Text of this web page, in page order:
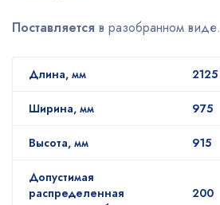
Поставляется в разобранном виде.
Длина, мм 2125
Ширина, мм 975
Высота, мм 915
Допустимая
распределенная
200